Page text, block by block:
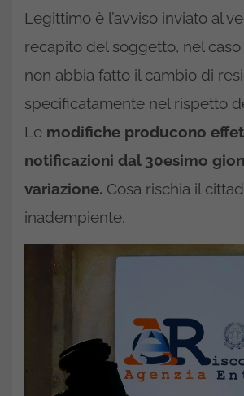
Legittimo è l’avviso inviato al
recapito del soggetto, nel
non abbia fatto il cambio di
specificatamente nel rispetto
Le modifiche producono
notificazioni dal 30esimo
variazione. Cosa rischia il
inadempiente.